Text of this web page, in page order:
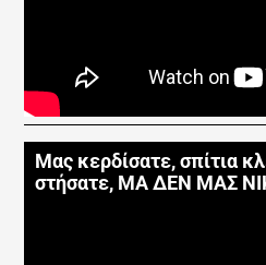
Μας κερδίσατε, σπίτια
στήσατε, ΜΑ ΔΕΝ ΜΑΣ